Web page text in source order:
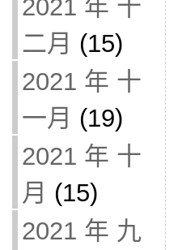
2021 年 十
二月 (15)
2021 年 十
一月 (19)
2021 年 十
月 (15)
2021 年 九